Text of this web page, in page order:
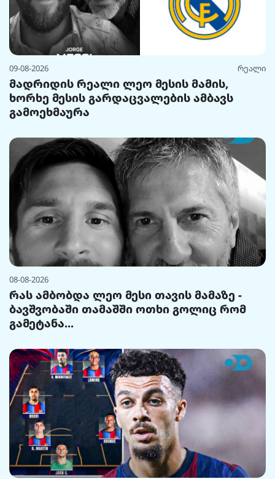
09-08-2026 რეალი
მადრიდის რეალი ლეო მესის მამის,
ხორხე მესის გარდაცვალების ამბავს
გამოეხმაურა
08-08-2026
რას ამბობდა ლეო მესი თავის მამაზე -
ბავშვობაში თამაშში ოთხი გოლიც რომ
გამეტანა...